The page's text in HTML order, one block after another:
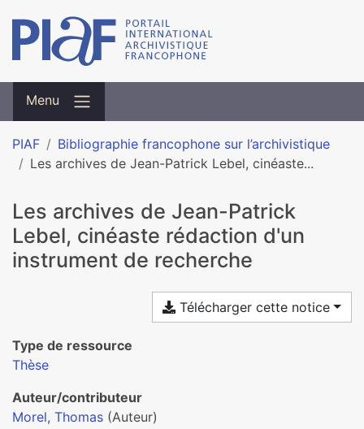
Menu
PIAF
Bibliographie francophone sur l’archivistique
Les archives de Jean-Patrick Lebel, cinéaste...
Les archives de Jean-Patrick
Lebel, cinéaste rédaction d'un
instrument de recherche
Télécharger cette notice
Type de ressource
Thèse
Auteur/contributeur
Morel, Thomas (Auteur)